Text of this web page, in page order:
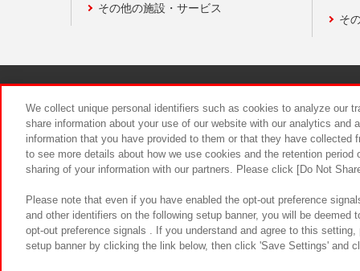
その他の施設・サービス
そ
食品のご
We collect unique personal identifiers such as cookies to analyze our
share information about your use of our website with our analytics and
information that you have provided to them or that they have
to see more details about how we use cookies and the retention
sharing of your information with our partners. Please click [Do Not
Please note that even if you have enabled the opt-out preference
and other identifiers on the following setup banner, you will be
opt-out preference signals . If you understand and agree to this
setup banner by clicking the link below, then click 'Save Settings' and